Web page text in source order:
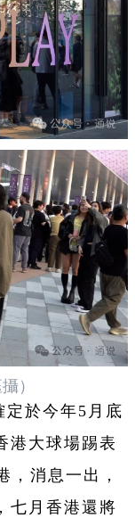
）
定於今年5月底
港大球場踢表
，消息一出，
七月香港還將